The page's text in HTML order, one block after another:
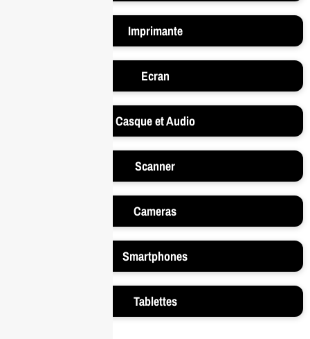
Imprimante
Ecran
Casque et Audio
Scanner
Cameras
Smartphones
Tablettes